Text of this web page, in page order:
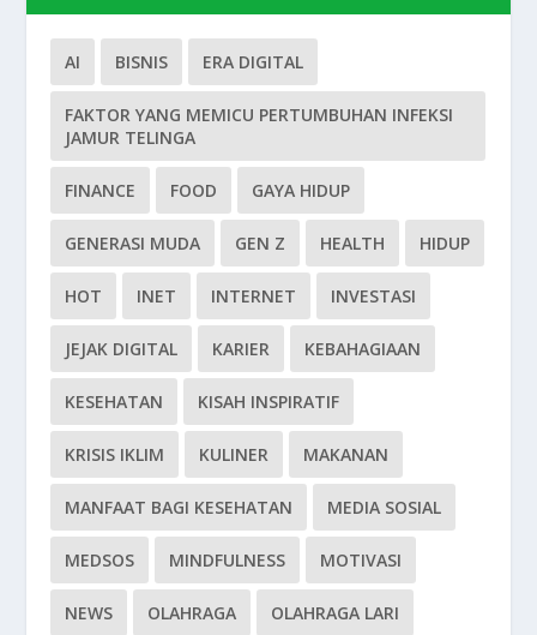
AI BISNIS ERA DIGITAL
FAKTOR YANG MEMICU PERTUMBUHAN INFEKSI
JAMUR TELINGA
FINANCE FOOD GAYA HIDUP
GENERASI MUDA GEN Z HEALTH HIDUP
HOT INET INTERNET INVESTASI
JEJAK DIGITAL KARIER KEBAHAGIAAN
KESEHATAN KISAH INSPIRATIF
KRISIS IKLIM KULINER MAKANAN
MANFAAT BAGI KESEHATAN MEDIA SOSIAL
MEDSOS MINDFULNESS MOTIVASI
NEWS OLAHRAGA OLAHRAGA LARI